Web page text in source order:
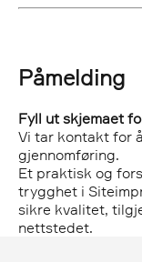
Påmelding
Fyll ut skjemaet
Vi tar kontakt for
gjennomføring.
Et praktisk og
trygghet i
sikre kvalitet,
nettstedet.